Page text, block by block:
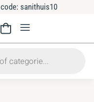
sanithuis10